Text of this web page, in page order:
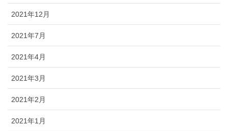
2021年12月
2021年7月
2021年4月
2021年3月
2021年2月
2021年1月